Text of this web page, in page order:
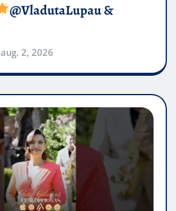
@VladutaLupau &
aug. 2, 2026